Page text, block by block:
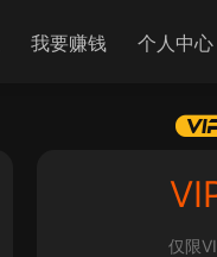
我要赚钱 个人中心
仅限